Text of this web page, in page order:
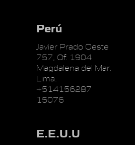
Perú
Javier Prado Oeste
757, Of. 1904
Magdalena del Mar,
Lima.
+514156287
15076
E.E.U.U